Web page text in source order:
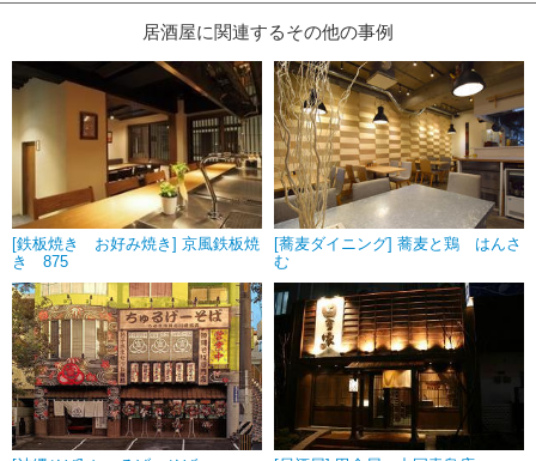
居酒屋に関連するその他の事例
[鉄板焼き お好み焼き] 京風鉄板焼
き 875
[蕎麦ダイニング] 蕎麦と鶏 はんさ
む